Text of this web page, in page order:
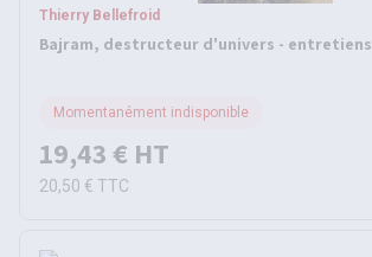
Thierry Bellefroid
Bajram, destructeur d'univers - entretiens
Momentanément indisponible
19,43 € HT
20,50 € TTC